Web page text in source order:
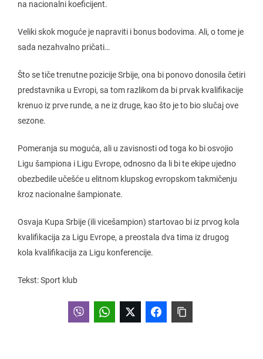
na nacionalni koeficijent.
Veliki skok moguće je napraviti i bonus bodovima. Ali, o tome je
sada nezahvalno pričati…
Što se tiče trenutne pozicije Srbije, ona bi ponovo donosila četiri
predstavnika u Evropi, sa tom razlikom da bi prvak kvalifikacije
krenuo iz prve runde, a ne iz druge, kao što je to bio slučaj ove
sezone.
Pomeranja su moguća, ali u zavisnosti od toga ko bi osvojio
Ligu šampiona i Ligu Evrope, odnosno da li bi te ekipe ujedno
obezbedile učešće u elitnom klupskog evropskom takmičenju
kroz nacionalne šampionate.
Osvaja Kupa Srbije (ili vicešampion) startovao bi iz prvog kola
kvalifikacija za Ligu Evrope, a preostala dva tima iz drugog
kola kvalifikacija za Ligu konferencije.
Tekst: Sport klub